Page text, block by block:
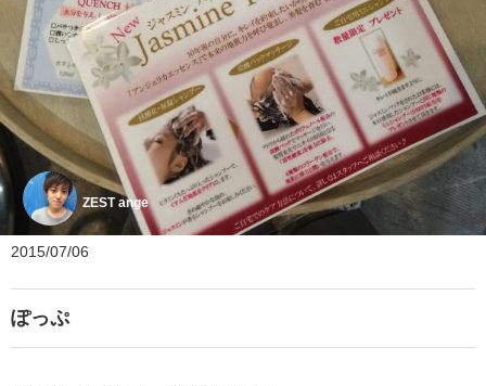
ZEST ange
2015/07/06
ぽっぷ